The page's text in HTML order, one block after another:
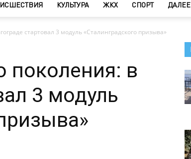
КУЛЬТУРА ЖКХ СПОРТ ДАЛЕЕ
стартовал 3 модуль «Сталинградского призыва»
поколения: в
3 модуль